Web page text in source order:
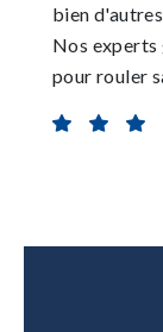
bien
Nos
pour rouler